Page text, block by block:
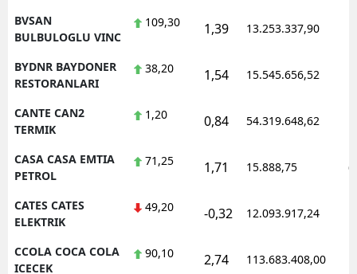
BVSAN
BULBULOGLU VINC
109,30 1,39 13.253.337,90
BYDNR BAYDONER
RESTORANLARI
38,20 1,54 15.545.656,52
CANTE CAN2
TERMIK
1,20 0,84 54.319.648,62
CASA CASA EMTIA
PETROL
71,25 1,71 15.888,75
CATES CATES
ELEKTRIK
49,20 -0,32 12.093.917,24
CCOLA COCA COLA
ICECEK
90,10 2,74 113.683.408,00